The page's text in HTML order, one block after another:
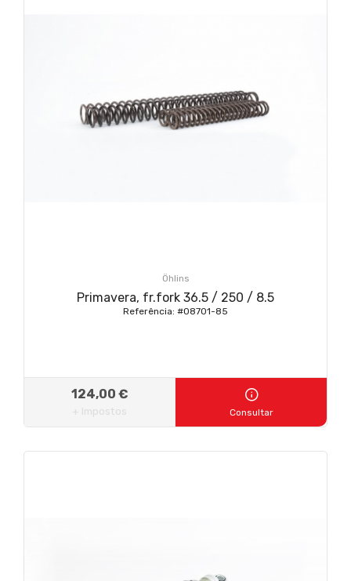
Öhlins
Primavera, fr.fork 36.5 / 250 / 8.5
Referência: #08701-85
124,00 €
+ Impostos Consultar